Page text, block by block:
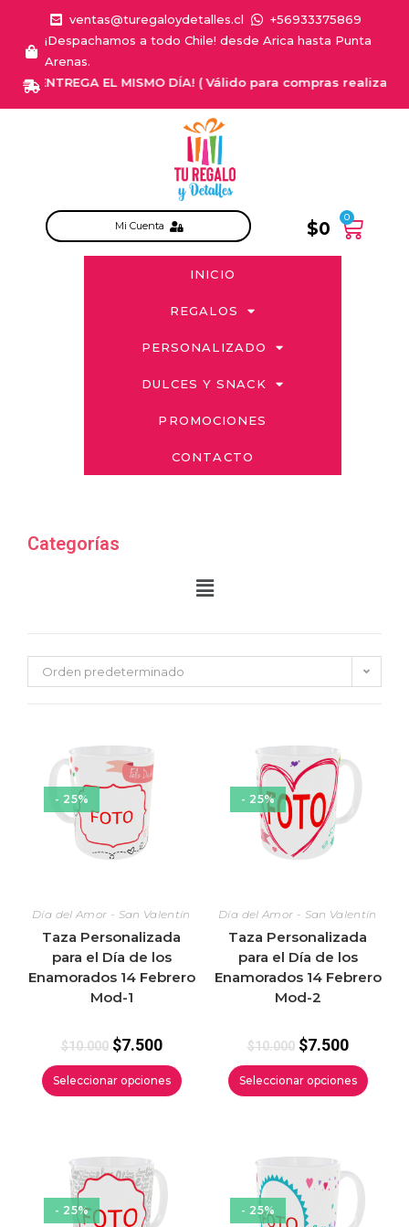
ventas@turegaloydetalles.cl
+56933375869
¡Despachamos a todo Chile! desde Arica hasta Punta
Arenas.
¡ENTREGA EL MISMO DÍA! ( Válido para compras
Mi Cuenta $0
0
INICIO
REGALOS
PERSONALIZADO
DULCES Y SNACK
PROMOCIONES
CONTACTO
Categorías
Orden predeterminado
- 25%
Día del Amor - San Valentín
Taza Personalizada
para el Día de los
Enamorados 14 Febrero
Mod-1
$10.000 $7.500
Seleccionar opciones
- 25%
Día del Amor - San Valentín
Taza Personalizada
para el Día de los
Enamorados 14 Febrero
Mod-2
$10.000 $7.500
Seleccionar opciones
- 25% - 25%